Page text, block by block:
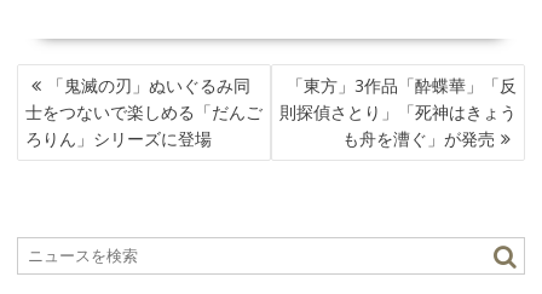
投
稿
ナ
ビ
シ
ョ
「鬼滅の刃」ぬいぐるみ同
士をつないで楽しめる「だんご
ろりん」シリーズに登場
「東方」3作品「酔蝶華」「反
則探偵さとり」「死神はきょう
も舟を漕ぐ」が発売